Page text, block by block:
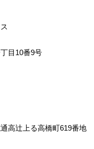
目10番9号
高辻上る高橋町619番地